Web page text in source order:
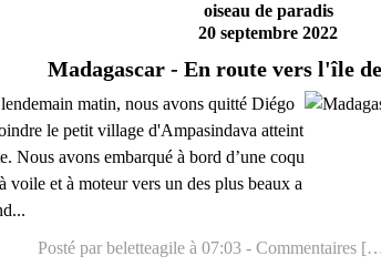
oiseau de paradis
20 septembre 2022
Madagascar - En route vers l'île
matin, nous avons quitté Diégo
le petit village d'Ampasindava atteint
Nous avons embarqué à bord d’une coqu
voile et à moteur vers un des plus beaux a
Posté par beletteagile à 07:03 - Commentaires […